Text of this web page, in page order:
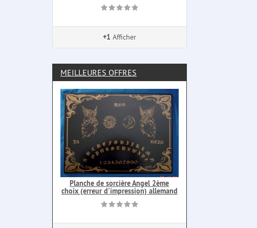
+1 Afficher
MEILLEURES OFFRES
Planche de sorcière Angel 2ème
choix (erreur d'impression) allemand